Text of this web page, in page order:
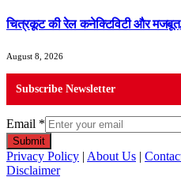
चित्रकूट की रेल कनेक्टिविटी और
August 8, 2026
Subscribe Newsletter
Email *
Submit
Privacy Policy | About Us |
Disclaimer